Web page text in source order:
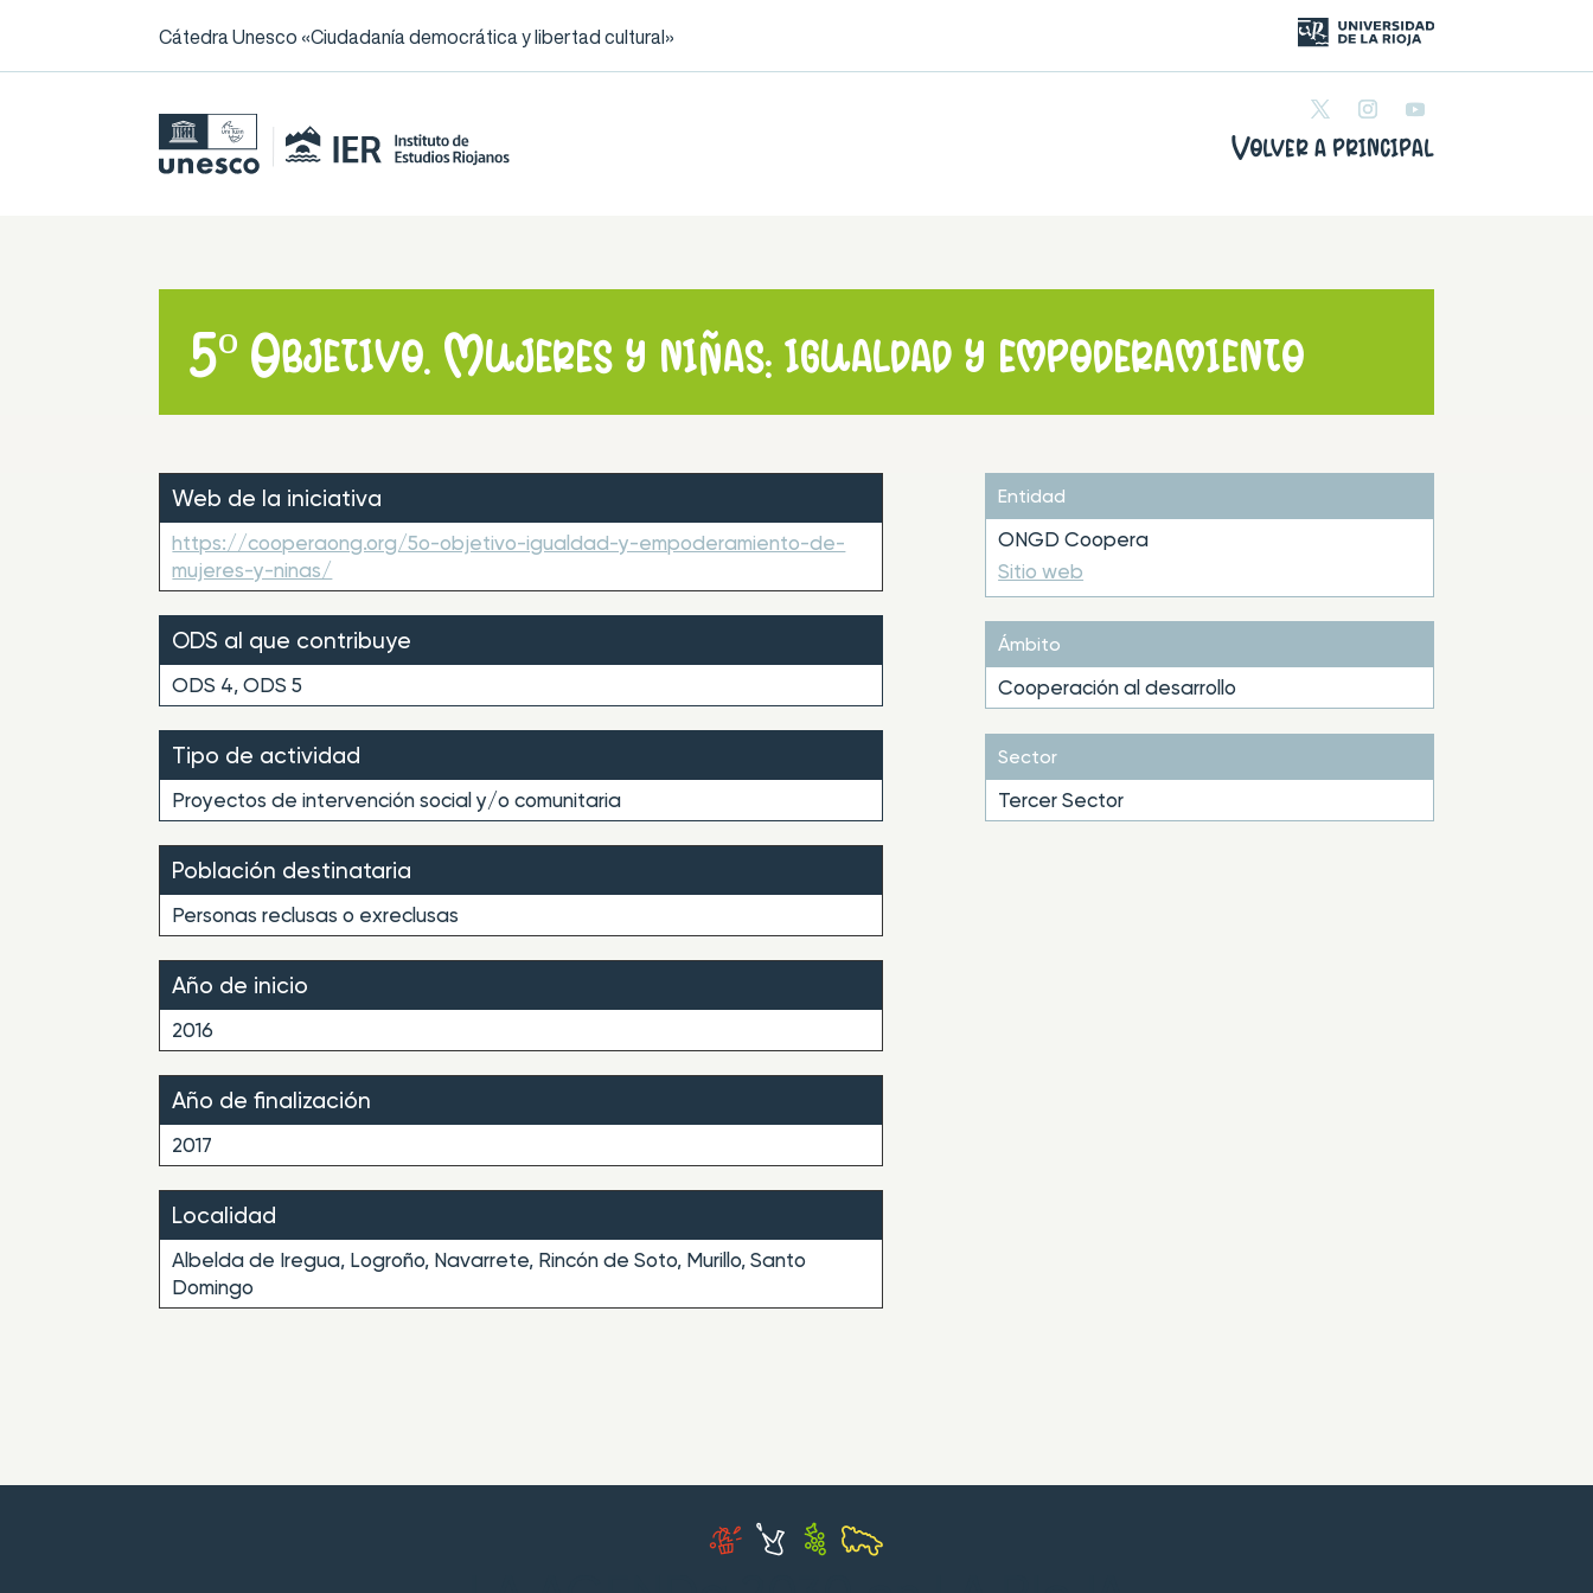
Cátedra Unesco «Ciudadanía democrática y libertad cultural»
Volver a principal
5º Objetivo. Mujeres y niñas: igualdad y empoderamiento
Web de la iniciativa
https://cooperaong.org/5o-objetivo-igualdad-y-empoderamiento-de-
mujeres-y-ninas/
ODS al que contribuye
ODS 4, ODS 5
Tipo de actividad
Proyectos de intervención social y/o comunitaria
Población destinataria
Personas reclusas o exreclusas
Año de inicio
2016
Año de finalización
2017
Localidad
Albelda de Iregua, Logroño, Navarrete, Rincón de Soto, Murillo, Santo
Domingo
Entidad
ONGD Coopera
Sitio web
Ámbito
Cooperación al desarrollo
Sector
Tercer Sector